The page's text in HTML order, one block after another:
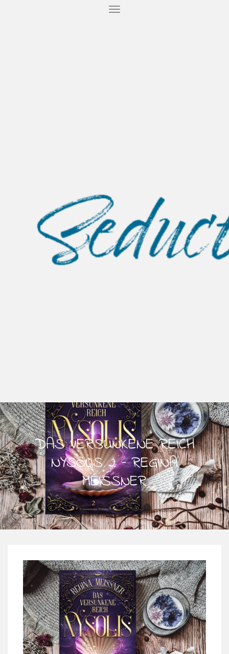
T
DAS VERSUNKENE REICH
NYSOLIS 2 – REGINA
MEISSNER